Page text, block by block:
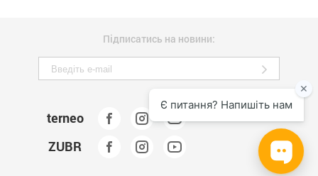
Підписатись на новини:
terneo
ZUBR